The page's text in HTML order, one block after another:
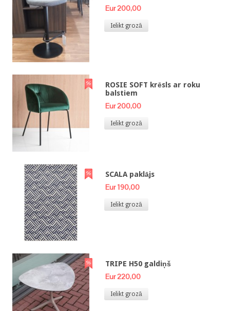
Eur 200,00
Ielikt grozā
ROSIE SOFT krēsls ar roku
balstiem
Eur 200,00
Ielikt grozā
SCALA paklājs
Eur 190,00
Ielikt grozā
TRIPE H50 galdiņš
Eur 220,00
Ielikt grozā